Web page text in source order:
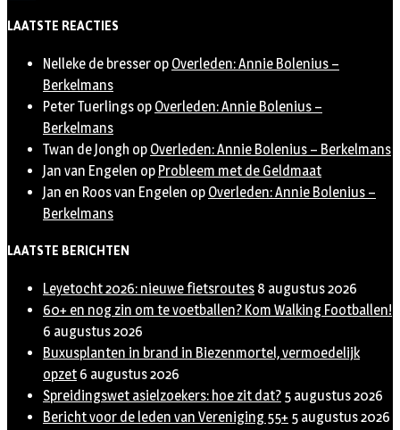
LAATSTE REACTIES
Nelleke de bresser op Overleden: Annie Bolenius –
Berkelmans
Peter Tuerlings op Overleden: Annie Bolenius –
Berkelmans
Twan de Jongh op Overleden: Annie Bolenius – Berkelmans
Jan van Engelen op Probleem met de Geldmaat
Jan en Roos van Engelen op Overleden: Annie Bolenius –
Berkelmans
LAATSTE BERICHTEN
Leyetocht 2026: nieuwe fietsroutes 8 augustus 2026
60+ en nog zin om te voetballen? Kom Walking Footballen!
6 augustus 2026
Buxusplanten in brand in Biezenmortel, vermoedelijk
opzet 6 augustus 2026
Spreidingswet asielzoekers: hoe zit dat? 5 augustus 2026
Bericht voor de leden van Vereniging 55+ 5 augustus 2026